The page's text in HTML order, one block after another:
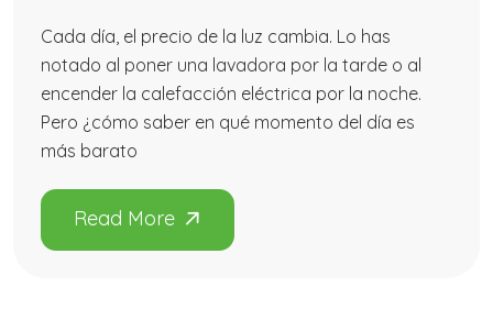
Cada día, el precio de la luz cambia. Lo has
notado al poner una lavadora por la tarde o al
encender la calefacción eléctrica por la noche.
Pero ¿cómo saber en qué momento del día es
más barato